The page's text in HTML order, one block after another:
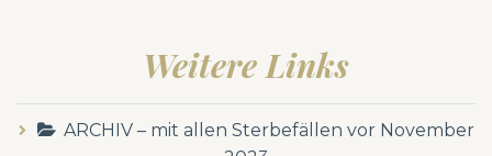
Weitere Links
ARCHIV – mit allen Sterbefällen vor November